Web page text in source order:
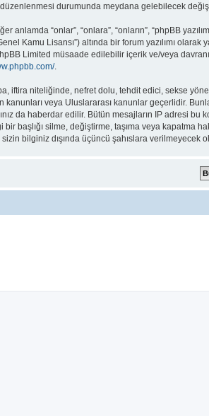
durumunda meydana gelebilecek
anlamda “onlar”, “onlara”, “onların”, “phpBB
Kamu Lisansı”) altında bir forum yazılımı olarak
Limited müsaade edilebilir içerik ve/veya
.
iftira niteliğinde, nefret dolu, tehdit edici, sekse
kanunları veya Uluslararası kanunlar geçerlidir.
da haberdar edilir. Bütün mesajların IP adresi
başlığı silme, değiştirme, taşıma veya kapatma
bilginiz dışında üçüncü şahıslara